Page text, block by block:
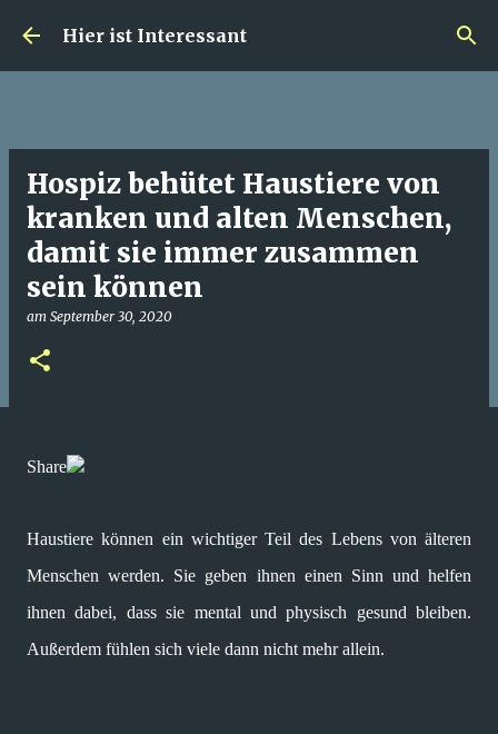
Direkt zum Hauptbereich
Hier ist Interessant
Hospiz behütet Haustiere von
kranken und alten Menschen,
damit sie immer zusammen
sein können
am September 30, 2020
Share
Haustiere können ein wichtiger Teil des Lebens von älteren
Menschen werden. Sie geben ihnen einen Sinn und helfen
ihnen dabei, dass sie mental und physisch gesund bleiben.
Außerdem fühlen sich viele dann nicht mehr allein.